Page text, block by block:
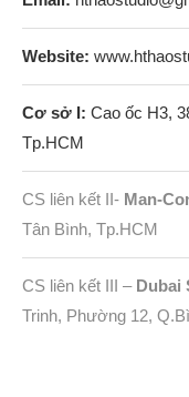
Website:
Cơ sở I: Cao ốc H3,
Tp.HCM
CS liên kết II- Man-
Tân Bình, Tp.HCM
CS liên kết III – Dubai
Trinh, Phường 12,